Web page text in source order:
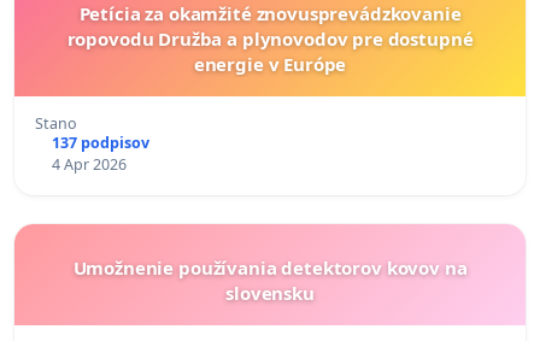
Petícia za okamžité znovusprevádzkovanie
ropovodu Družba a plynovodov pre dostupné
energie v Európe
Stano
137 podpisov
4 Apr 2026
Umožnenie používania detektorov kovov na
slovensku